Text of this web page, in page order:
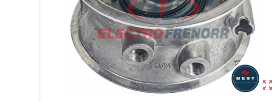
zoom_out_map